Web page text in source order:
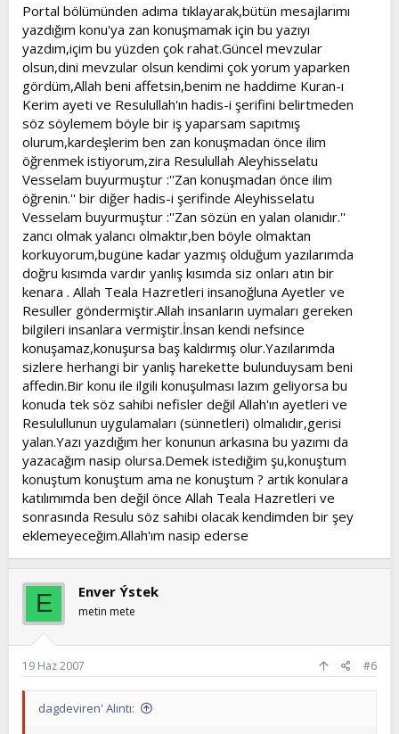
Portal bölümünden adıma tıklayarak,bütün mesajlarımı
yazdığım konu'ya zan konuşmamak için bu yazıyı
yazdım,içim bu yüzden çok rahat.Güncel mevzular
olsun,dini mevzular olsun kendimi çok yorum yaparken
gördüm,Allah beni affetsin,benim ne haddime Kuran-ı
Kerim ayeti ve Resulullah'ın hadis-i şerifini belirtmeden
söz söylemem böyle bir iş yaparsam sapıtmış
olurum,kardeşlerim ben zan konuşmadan önce ilim
öğrenmek istiyorum,zira Resulullah Aleyhisselatu
Vesselam buyurmuştur :''Zan konuşmadan önce ilim
öğrenin.'' bir diğer hadis-i şerifinde Aleyhisselatu
Vesselam buyurmuştur :''Zan sözün en yalan olanıdır.''
zancı olmak yalancı olmaktır,ben böyle olmaktan
korkuyorum,bugüne kadar yazmış olduğum yazılarımda
doğru kısımda vardır yanlış kısımda siz onları atın bir
kenara . Allah Teala Hazretleri insanoğluna Ayetler ve
Resuller göndermiştir.Allah insanların uymaları gereken
bilgileri insanlara vermiştir.İnsan kendi nefsince
konuşamaz,konuşursa baş kaldırmış olur.Yazılarımda
sizlere herhangi bir yanlış harekette bulunduysam beni
affedin.Bir konu ile ilgili konuşulması lazım geliyorsa bu
konuda tek söz sahibi nefisler değil Allah'ın ayetleri ve
Resulullunun uygulamaları (sünnetleri) olmalıdır,gerisi
yalan.Yazı yazdığım her konunun arkasına bu yazımı da
yazacağım nasip olursa.Demek istediğim şu,konuştum
konuştum konuştum ama ne konuştum ? artık konulara
katılımımda ben değil önce Allah Teala Hazretleri ve
sonrasında Resulu söz sahibi olacak kendimden bir şey
eklemeyeceğim.Allah'ım nasip ederse
E Enver Ýstek
metin mete
19 Haz 2007 #6
dagdeviren' Alıntı: